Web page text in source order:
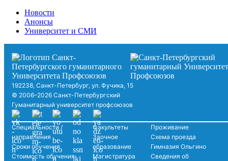
Новости
Анонсы
Университет и СМИ
192238, Санкт-Петербург, ул. Фучика, 15
© 2006–2026 Санкт-Петербургский
Гуманитарный университет профсоюзов
Специальности /
направления
Сроки обучения
Стоимость обучения
Факультеты
Заочное
образование
Магистратура
Проживание
Схема проезда
Гимназия Ольгино
Сведения об